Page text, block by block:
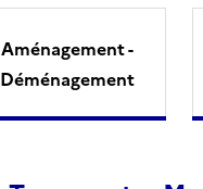
Aménagement -
Déménagement